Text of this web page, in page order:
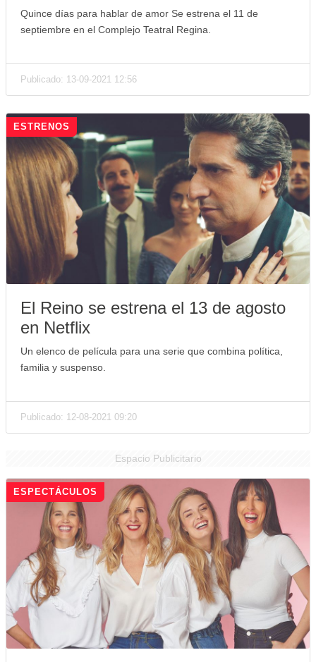
Quince días para hablar de amor Se estrena el 11 de
septiembre en el Complejo Teatral Regina.
Publicado: 13-09-2021 12:56
ESTRENOS
El Reino se estrena el 13 de agosto
en Netflix
Un elenco de película para una serie que combina política,
familia y suspenso.
Publicado: 12-08-2021 09:20
Espacio Publicitario
ESPECTÁCULOS